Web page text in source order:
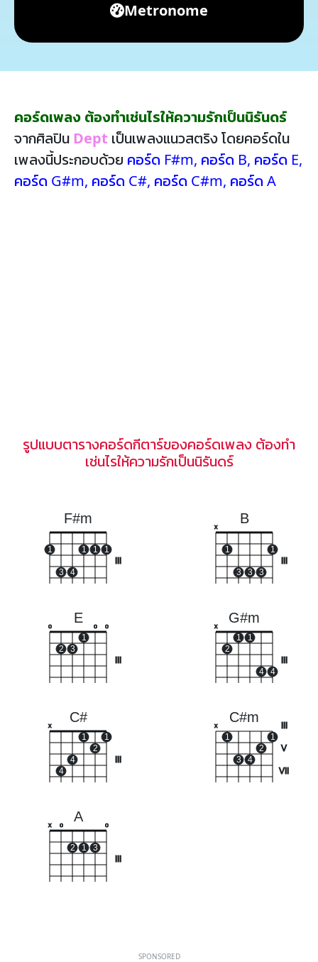
Metronome
คอร์ดเพลง ต้องทำเช่นไรให้ความรักเป็นนิรันดร์
จากศิลปิน Dept เป็นเพลงแนวสตริง โดยคอร์ดใน
เพลงนี้ประกอบด้วย คอร์ด F#m, คอร์ด B, คอร์ด E,
คอร์ด G#m, คอร์ด C#, คอร์ด C#m, คอร์ด A
รูปแบบตารางคอร์ดกีตาร์ของคอร์ดเพลง ต้องทำ
เช่นไรให้ความรักเป็นนิรันดร์
F#m
1
3 4
1 1 1
B
x
1
3 3 3
1
E
o
2 3
1
o o
G#m
x
2
1 1
4 4
C#
x
4
4
1
2
1
C#m
V
VII
x
1
3 4
2
1
A
x o
2 1 3
o
SPONSORED